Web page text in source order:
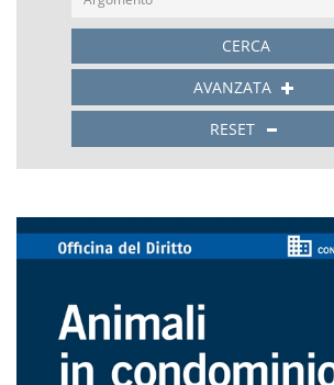
CERCA
AVANZATA
RESET